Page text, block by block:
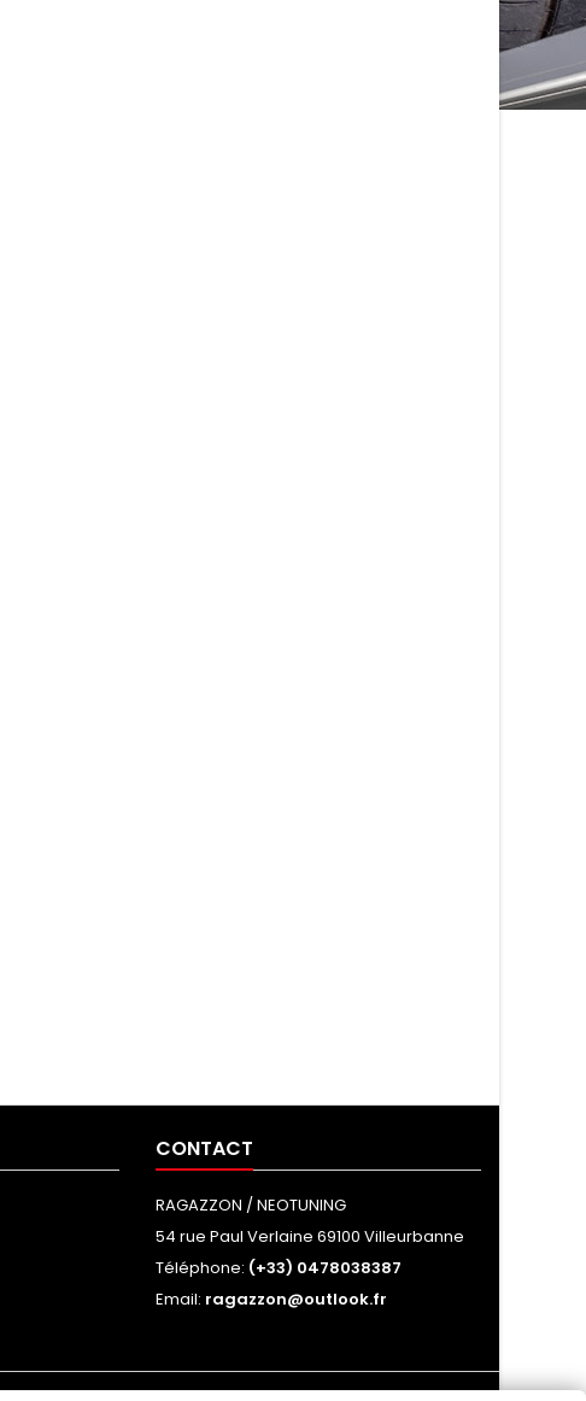
CONTACT
RAGAZZON / NEOTUNING
54 rue Paul Verlaine 69100 Villeurbanne
Téléphone: (+33) 0478038387
Email: ragazzon@outlook.fr